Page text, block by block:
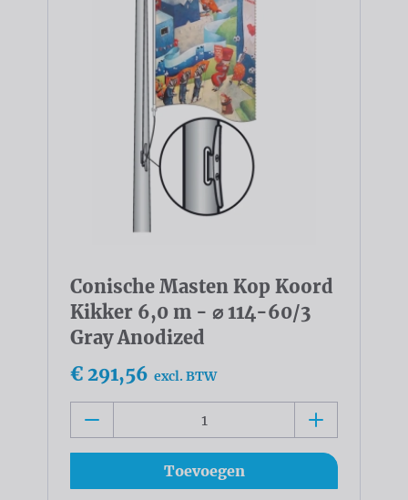
Conische Masten Kop Koord
Kikker 6,0 m - ⌀ 114-60/3
Gray Anodized
€ 291,56 excl. BTW
Toevoegen